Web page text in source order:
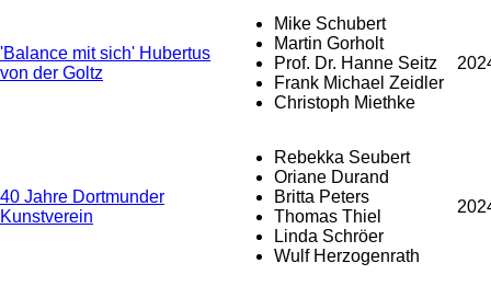
'Balance mit sich' Hubertus
von der Goltz
Mike Schubert
Martin Gorholt
Prof. Dr. Hanne Seitz
Frank Michael Zeidler
Christoph Miethke
40 Jahre Dortmunder
Kunstverein
Rebekka Seubert
Oriane Durand
Britta Peters
Thomas Thiel
Linda Schröer
Wulf Herzogenrath